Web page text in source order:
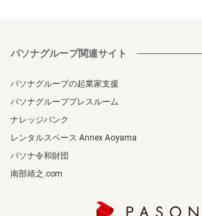
パソナグループ関連サイト
パソナグループの起業家支援
パソナグループプレスルーム
ナレッジバンク
レンタルスペース Annex Aoyama
パソナ令和財団
南部靖之.com